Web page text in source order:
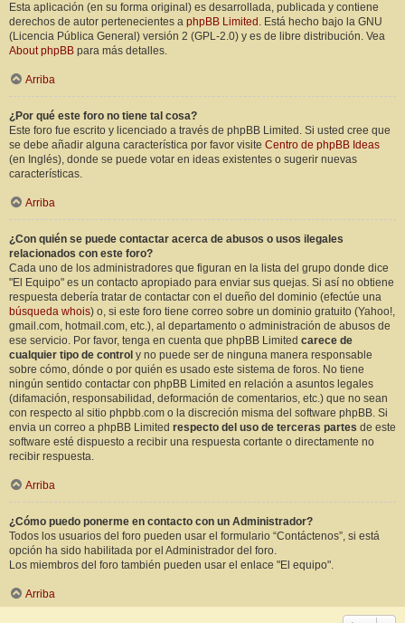
Esta aplicación (en su forma original) es desarrollada, publicada y contiene
derechos de autor pertenecientes a phpBB Limited . Está hecho bajo la GNU
(Licencia Pública General) versión 2 (GPL-2.0) y es de libre distribución. Vea
About phpBB para más detalles.
Arriba
¿Por qué este foro no tiene tal cosa?
Este foro fue escrito y licenciado a través de phpBB Limited. Si usted cree que
se debe añadir alguna característica por favor visite Centro de phpBB Ideas
(en Inglés), donde se puede votar en ideas existentes o sugerir nuevas
características.
Arriba
¿Con quién se puede contactar acerca de abusos o usos ilegales
relacionados con este foro?
Cada uno de los administradores que figuran en la lista del grupo donde dice
"El Equipo" es un contacto apropiado para enviar sus quejas. Si así no obtiene
respuesta debería tratar de contactar con el dueño del dominio (efectúe una
búsqueda whois) o, si este foro tiene correo sobre un dominio gratuito (Yahoo!,
gmail.com, hotmail.com, etc.), al departamento o administración de abusos de
ese servicio. Por favor, tenga en cuenta que phpBB Limited carece de
cualquier tipo de control y no puede ser de ninguna manera responsable
sobre cómo, dónde o por quién es usado este sistema de foros. No tiene
ningún sentido contactar con phpBB Limited en relación a asuntos legales
(difamación, responsabilidad, deformación de comentarios, etc.) que no sean
con respecto al sitio phpbb.com o la discreción misma del software phpBB. Si
envia un correo a phpBB Limited respecto del uso de terceras partes de este
software esté dispuesto a recibir una respuesta cortante o directamente no
recibir respuesta.
Arriba
¿Cómo puedo ponerme en contacto con un Administrador?
Todos los usuarios del foro pueden usar el formulario “Contáctenos”, si está
opción ha sido habilitada por el Administrador del foro.
Los miembros del foro también pueden usar el enlace "El equipo".
Arriba